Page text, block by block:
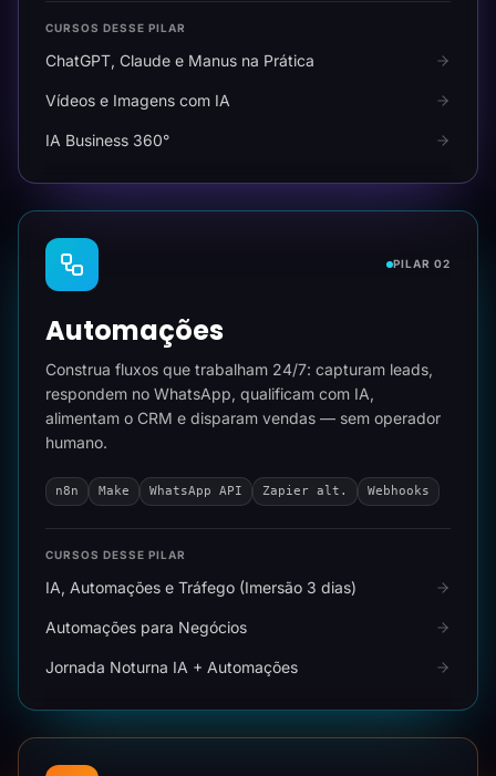
CURSOS DESSE PILAR
ChatGPT, Claude e Manus na Prática
Vídeos e Imagens com IA
IA Business 360°
PILAR 02
Automações
Construa fluxos que trabalham 24/7: capturam leads,
respondem no WhatsApp, qualificam com IA,
alimentam o CRM e disparam vendas — sem operador
humano.
n8n Make WhatsApp API Zapier alt. Webhooks
CURSOS DESSE PILAR
IA, Automações e Tráfego (Imersão 3 dias)
Automações para Negócios
Jornada Noturna IA + Automações